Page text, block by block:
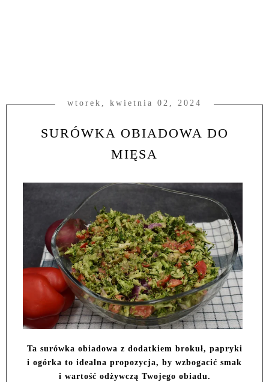
wtorek, kwietnia 02, 2024
SURÓWKA OBIADOWA DO
MIĘSA
Ta surówka obiadowa z dodatkiem brokuł, papryki
i ogórka to idealna propozycja, by wzbogacić smak
i wartość odżywczą Twojego obiadu.